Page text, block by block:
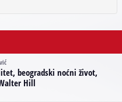
beogradski noćni život,
Hill